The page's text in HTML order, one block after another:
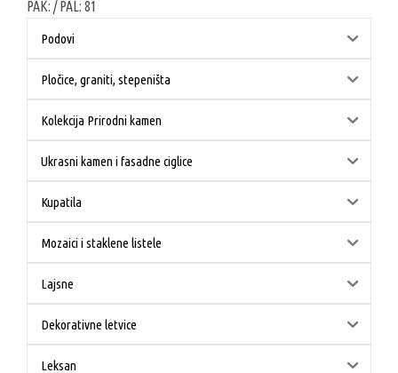
PAK: / PAL: 81
Podovi
Pločice, graniti, stepeništa
Kolekcija Prirodni kamen
Ukrasni kamen i fasadne ciglice
Kupatila
Mozaici i staklene listele
Lajsne
Dekorativne letvice
Leksan